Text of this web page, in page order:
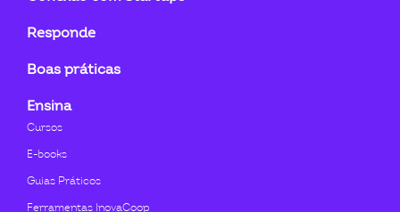
Responde
Boas práticas
Ensina
Cursos
E-books
Guias Práticos
Ferramentas InovaCoop